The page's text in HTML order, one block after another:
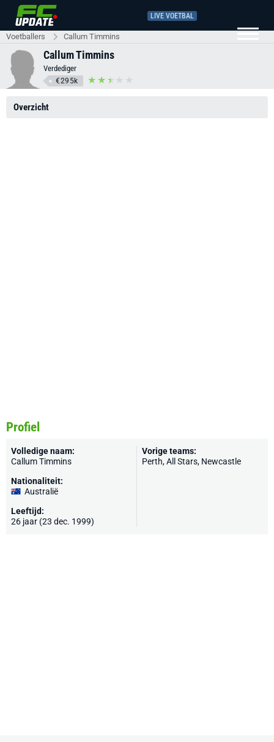
LIVE VOETBAL
Voetballers Callum Timmins
Callum Timmins
Verdediger
€295k
Overzicht
Profiel
Volledige naam:
Callum Timmins
Nationaliteit:
Australië
Leeftijd:
26 jaar (23 dec. 1999)
Vorige teams:
Perth, All Stars, Newcastle